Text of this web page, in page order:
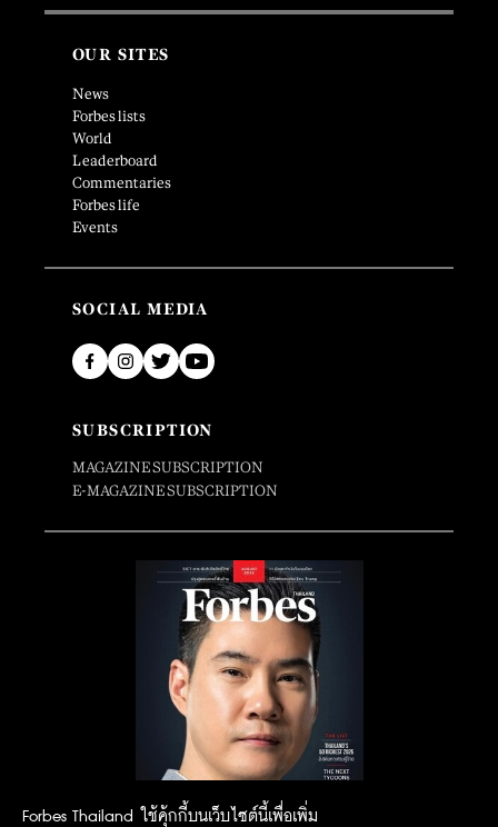
Forbes Thailand ใช้คุ้กกี้บนเว็บไซต์นี้เพื่อเพิ่ม
OUR SITES
News
Forbes lists
World
Leaderboard
Commentaries
Forbes life
Events
SOCIAL MEDIA
SUBSCRIPTION
MAGAZINE SUBSCRIPTION
E-MAGAZINE SUBSCRIPTION